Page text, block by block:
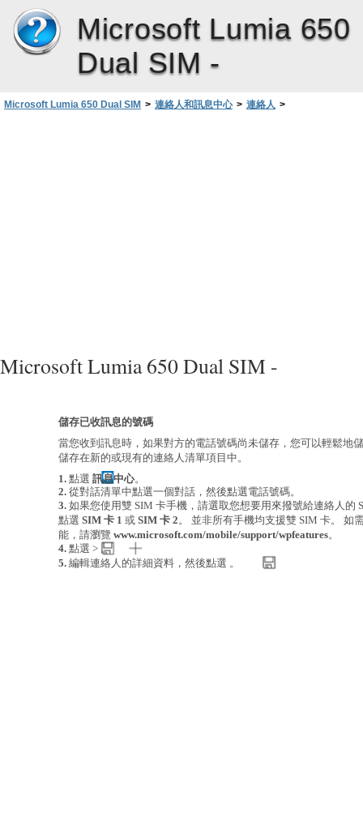
Microsoft Lumia 650
Dual SIM -
Microsoft Lumia 650 Dual SIM > 連絡人和訊息中心 > 連絡人 >
Microsoft Lumia 650 Dual SIM -
儲存已收訊息的號碼
當您收到訊息時，如果對方的電話號碼尚未儲存，您可以輕鬆地
儲存在新的或現有的連絡人清單項目中。
1. 點選 訊息中心。
2. 從對話清單中點選一個對話，然後點選電話號碼。
3. 如果您使用雙 SIM 卡手機，請選取您想要用來撥號給連絡人的
點選 SIM 卡 1 或 SIM 卡 2。 並非所有手機均支援雙 SIM 卡。 如
能，請瀏覽 www.microsoft.com/mobile/support/wpfeatures。
4. 點選 > 。
5. 編輯連絡人的詳細資料，然後點選 。